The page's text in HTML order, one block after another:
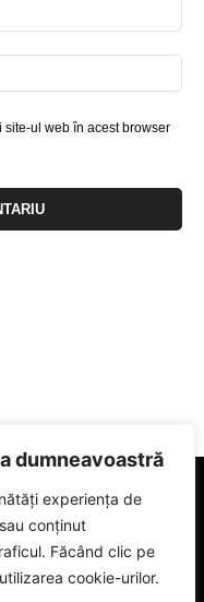
dumneavoastră
experiența de
conținut
Făcând clic pe
cookie-urilor.
ul web în acest browser